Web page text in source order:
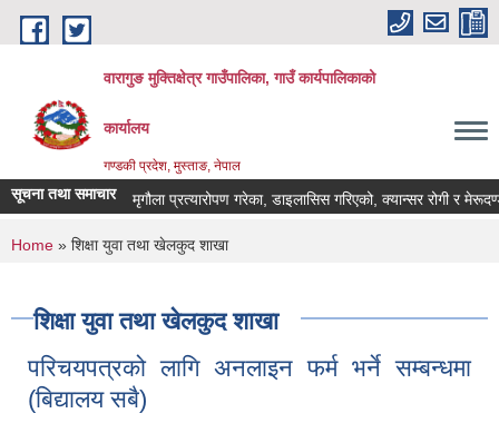
Skip to main content
वारागुङ मुक्तिक्षेत्र गाउँपालिका, गाउँ कार्यपालिकाको
कार्यालय
गण्डकी प्रदेश, मुस्ताङ, नेपाल
सूचना तथा समाचारमृगौला प्रत्यारोपण गरेका, डाइलासिस गरिएको, क्यान्सर रोगी र मेरूदण्ड
You are here
Home » शिक्षा युवा तथा खेलकुद शाखा
शिक्षा युवा तथा खेलकुद शाखा
परिचयपत्रको लागि अनलाइन फर्म भर्ने सम्बन्धमा
(बिद्यालय सबै)